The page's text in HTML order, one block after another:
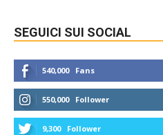
SEGUICI SUI SOCIAL
540,000 Fans
550,000 Follower
9,300 Follower